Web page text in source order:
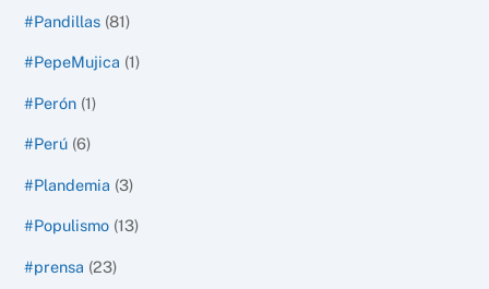
#Pandillas (81)
#PepeMujica (1)
#Perón (1)
#Perú (6)
#Plandemia (3)
#Populismo (13)
#prensa (23)